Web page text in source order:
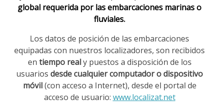
global requerida por las embarcaciones marinas o
fluviales.
Los datos de posición de las embarcaciones
equipadas con nuestros localizadores, son recibidos
en tiempo realy puestos a disposición de los
usuarios desde cualquier computador o dispositivo
móvil(con acceso a Internet), desde el portal de
acceso de usuario: www.localizat.net